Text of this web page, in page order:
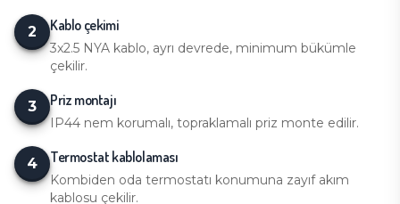
2 Kablo çekimi
3x2.5 NYA kablo, ayrı devrede, minimum bükümle
çekilir.
3 Priz montajı
IP44 nem korumalı, topraklamalı priz monte edilir.
4 Termostat kablolaması
Kombiden oda termostatı konumuna zayıf akım
kablosu çekilir.